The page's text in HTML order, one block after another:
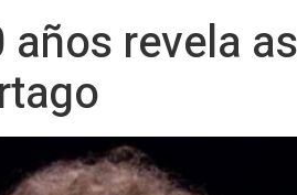
años revela